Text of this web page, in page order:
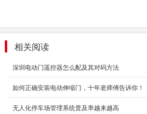
相关阅读
深圳电动门遥控器怎么配及其对码方法
如何正确安装电动伸缩门，十年老师傅告诉你！
无人化停车场管理系统普及率越来越高